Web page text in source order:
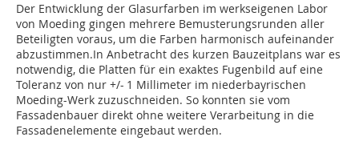
Der Entwicklung der Glasurfarben im werkseigenen Labor
von Moeding gingen mehrere Bemusterungsrunden aller
Beteiligten voraus, um die Farben harmonisch aufeinander
abzustimmen.In Anbetracht des kurzen Bauzeitplans war es
notwendig, die Platten für ein exaktes Fugenbild auf eine
Toleranz von nur +/- 1 Millimeter im niederbayrischen
Moeding-Werk zuzuschneiden. So konnten sie vom
Fassadenbauer direkt ohne weitere Verarbeitung in die
Fassadenelemente eingebaut werden.